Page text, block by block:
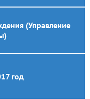
(Управление
год